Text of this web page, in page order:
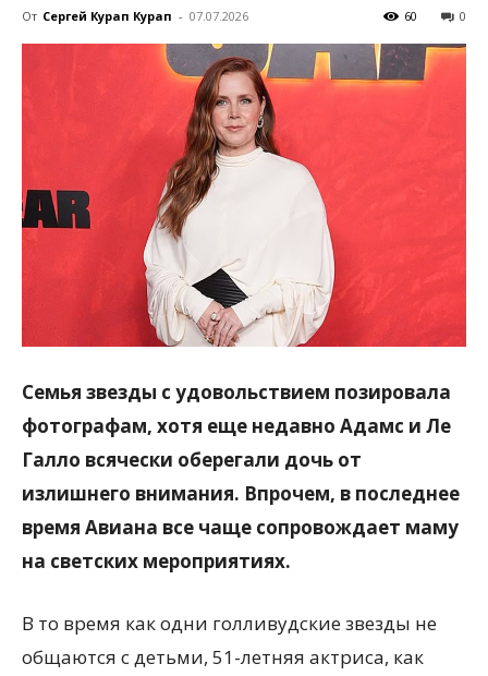
От Сергей Курап Курап - 07.07.2026 0
60
Семья звезды с удовольствием позировала
фотографам, хотя еще недавно Адамс и Ле
Галло всячески оберегали дочь от
излишнего внимания. Впрочем, в последнее
время Авиана все чаще сопровождает маму
на светских мероприятиях.
В то время как одни голливудские звезды не
общаются с детьми, 51-летняя актриса, как